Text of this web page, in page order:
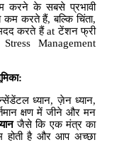
करने के सबसे प्रभावी
करते हैं, बल्कि चिंता,
करते हैं at टेंशन फ्री
Management
:
ध्यान, ज़ेन ध्यान,
क्षण में जीने और मन
जैसे कि एक मंत्र का
है और आप अच्छा